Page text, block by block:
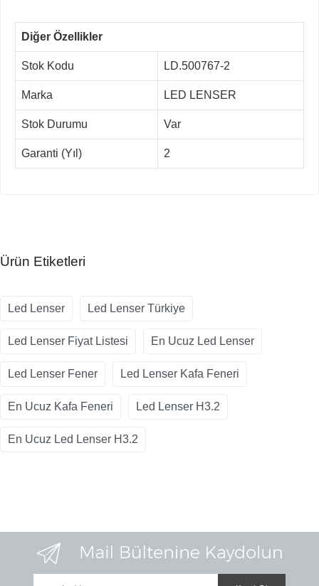
Diğer Özellikler
Stok Kodu LD.500767-2
Marka LED LENSER
Stok Durumu Var
Garanti (Yıl) 2
Ürün Etiketleri
Led Lenser Led Lenser Türkiye
Led Lenser Fiyat Listesi En Ucuz Led Lenser
Led Lenser Fener Led Lenser Kafa Feneri
En Ucuz Kafa Feneri Led Lenser H3.2
En Ucuz Led Lenser H3.2